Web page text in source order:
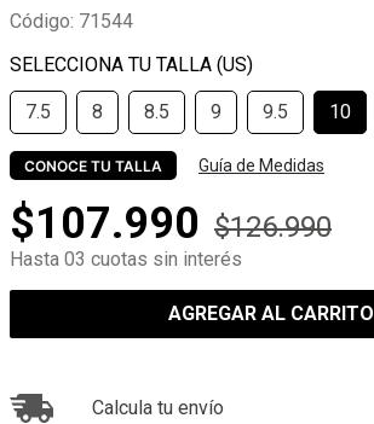
Código: 71544
7.5 8 8.5 9 9.5 10
CONOCE TU TALLA Guía de Medidas
$107.990 $126.990
Hasta 03 cuotas sin interés
AGREGAR AL CARRITO
Calcula tu envío